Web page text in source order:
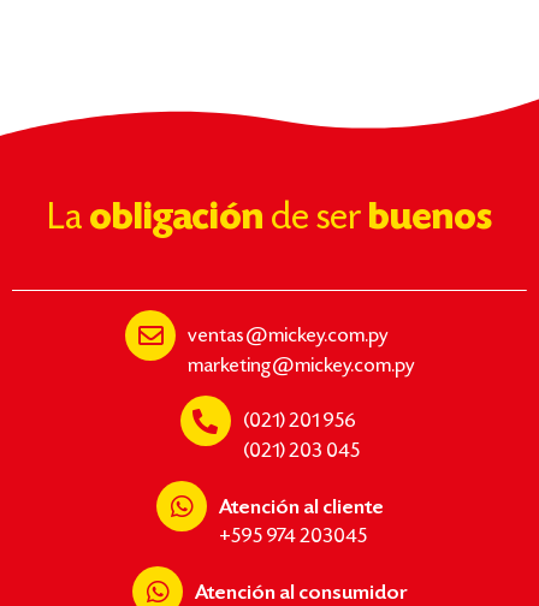
La obligación de ser buenos
ventas@mickey.com.py
marketing@mickey.com.py
(021) 201 956
(021) 203 045
Atención al cliente
+595 974 203045
Atención al consumidor